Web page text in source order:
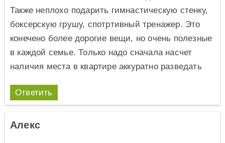
Также неплохо подарить гимнастическую стенку,
боксерскую грушу, спотртивный тренажер. Это
конечено более дорогие вещи, но очень полезные
в каждой семье. Только надо сначала насчет
наличия места в квартире аккуратно разведать
Ответить
Алекс